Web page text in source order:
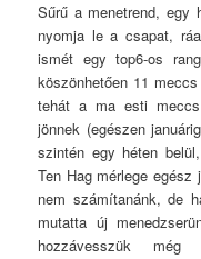
Sűrű a menetrend, egy
nyomja le a csapat,
ismét egy top6-os
köszönhetően 11
tehát a ma esti
jönnek (egészen
szintén egy héten
Ten Hag mérlege egész
nem számítanánk, de
mutatta új
hozzávesszük